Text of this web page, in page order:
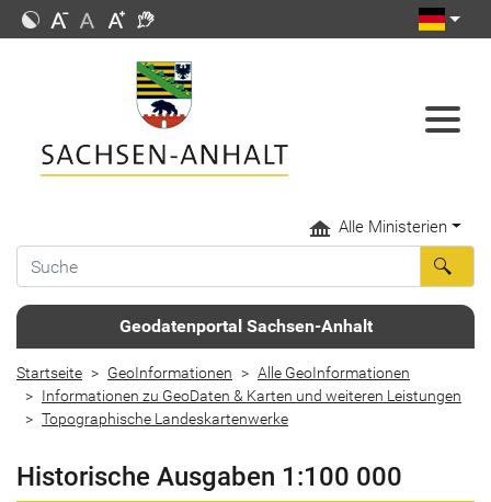
Alle Ministerien
Geodatenportal Sachsen-Anhalt
Startseite GeoInformationen
Alle GeoInformationen
Informationen zu GeoDaten & Karten und weiteren Leistungen
Topographische Landeskartenwerke
Historische Ausgaben 1:100 000